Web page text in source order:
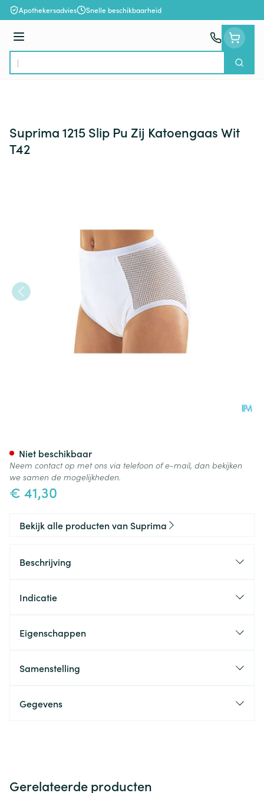
Ga naar de inhoud
Apothekersadvies Snelle beschikbaarheid
Menu
Product, merk, categorie...
Zoek
Suprima 1215 Slip Pu Zij Katoengaas Wit
T42
€ 41,30
Niet beschikbaar
Neem contact op met ons via telefoon of e-mail, dan bekijken
we samen de mogelijkheden.
Bekijk alle producten van Suprima
Beschrijving
Indicatie
Eigenschappen
Samenstelling
Gegevens
Gerelateerde producten